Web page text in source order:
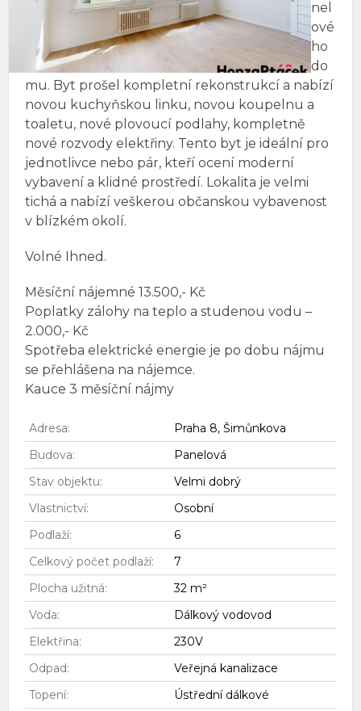
nel
ové
ho
do
mu. Byt prošel kompletní rekonstrukcí a nabízí
novou kuchyňskou linku, novou koupelnu a
toaletu, nové plovoucí podlahy, kompletně
nové rozvody elektřiny. Tento byt je ideální pro
jednotlivce nebo pár, kteří ocení moderní
vybavení a klidné prostředí. Lokalita je velmi
tichá a nabízí veškerou občanskou vybavenost
v blízkém okolí.
Volné Ihned.
Měsíční nájemné 13.500,- Kč
Poplatky zálohy na teplo a studenou vodu –
2.000,- Kč
Spotřeba elektrické energie je po dobu nájmu
se přehlášena na nájemce.
Kauce 3 měsíční nájmy
Adresa:
Praha 8, Šimůnkova
Budova:
Panelová
Stav objektu:
Velmi dobrý
Vlastnictví:
Osobní
Podlaží:
6
Celkový počet podlaží:
7
Plocha užitná:
32 m²
Voda:
Dálkový vodovod
Elektřina:
230V
Odpad:
Veřejná kanalizace
Topení:
Ústřední dálkové